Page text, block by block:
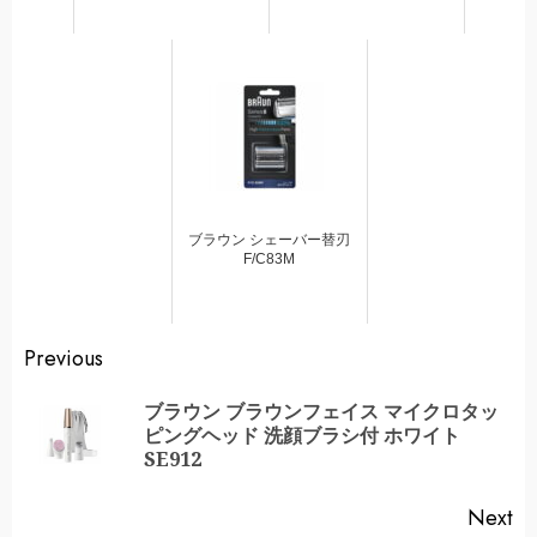
ブラウン シェーバー替刃
F/C83M
Continue
Reading
Previous
ブラウン ブラウンフェイス マイクロタッ
ピングヘッド 洗顔ブラシ付 ホワイト
SE912
Next